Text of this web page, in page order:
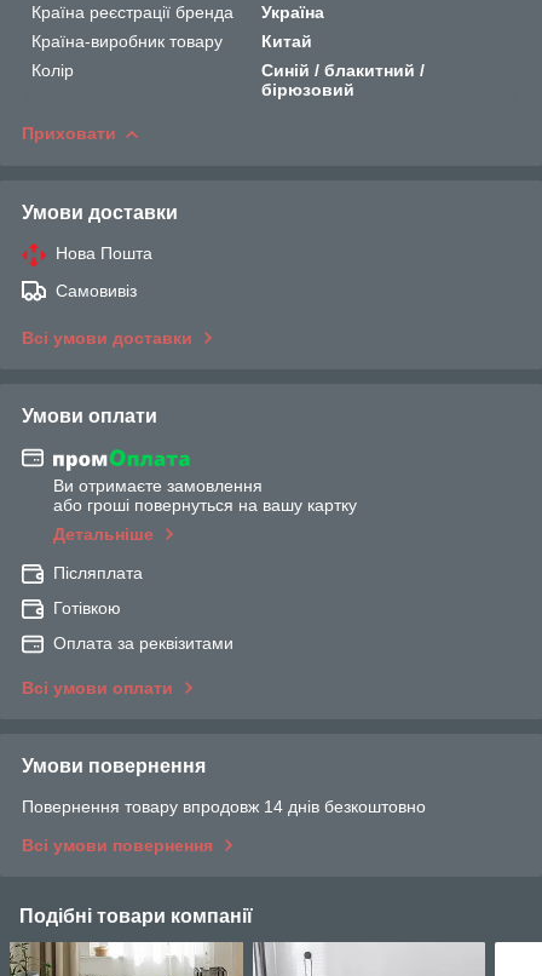
Країна реєстрації бренда
Україна
Країна-виробник товару
Китай
Колір
Синій / блакитний /
бірюзовий
Приховати
Умови доставки
Нова Пошта
Самовивіз
Всі умови доставки
Умови оплати
Ви отримаєте замовлення
або гроші повернуться на вашу картку
Детальніше
Післяплата
Готівкою
Оплата за реквізитами
Всі умови оплати
Умови повернення
Повернення товару впродовж 14 днів безкоштовно
Всі умови повернення
Подібні товари компанії